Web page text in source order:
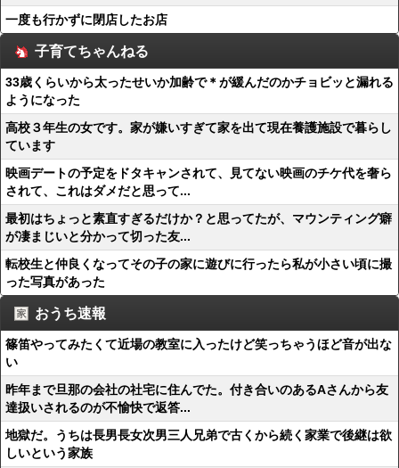
一度も行かずに閉店したお店
子育てちゃんねる
33歳くらいから太ったせいか加齢で＊が緩んだのかチョビッと漏れる
ようになった
高校３年生の女です。家が嫌いすぎて家を出て現在養護施設で暮らし
ています
映画デートの予定をドタキャンされて、見てない映画のチケ代を奢ら
されて、これはダメだと思って...
最初はちょっと素直すぎるだけか？と思ってたが、マウンティング癖
が凄まじいと分かって切った友...
転校生と仲良くなってその子の家に遊びに行ったら私が小さい頃に撮
った写真があった
おうち速報
篠笛やってみたくて近場の教室に入ったけど笑っちゃうほど音が出な
い
昨年まで旦那の会社の社宅に住んでた。付き合いのあるAさんから友
達扱いされるのが不愉快で返答...
地獄だ。うちは長男長女次男三人兄弟で古くから続く家業で後継は欲
しいという家族